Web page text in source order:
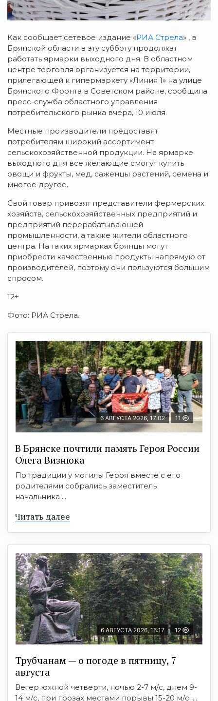
Как сообщает сетевое издание «РИА Стрела» , в
Брянской области в эту субботу продолжат
работать ярмарки выходного дня. В областном
центре торговля организуется на территории,
прилегающей к гипермаркету «Линия 1» на улице
Брянского Фронта в Советском районе, сообщила
пресс-служба областного управления
потребительского рынка вчера, 10 июля.
Местные производители предоставят
потребителям широкий ассортимент
сельскохозяйственной продукции. На ярмарке
выходного дня все желающие смогут купить
овощи и фрукты, мед, саженцы растений, семена и
многое другое.
Свой товар привозят представители фермерских
хозяйств, сельскохозяйственных предприятий и
предприятий перерабатывающей
промышленности, а также жители областного
центра. На таких ярмарках брянцы могут
приобрести качественные продукты напрямую от
производителей, поэтому они пользуются большим
спросом.
12+
Фото: РИА Стрела.
6 АВГУСТА 2026, 17:02 11
В Брянске почтили память Героя России
Олега Визнюка
По традиции у могилы Героя вместе с его
родителями собрались заместитель
начальника ...
Читать далее
6 АВГУСТА 2026, 16:17 12
Трубчанам — о погоде в пятницу, 7
августа
Ветер южной четверти, ночью 2-7 м/с, днем 9-
14 м/с, при грозах местами порывы 15-20 м/с. ...